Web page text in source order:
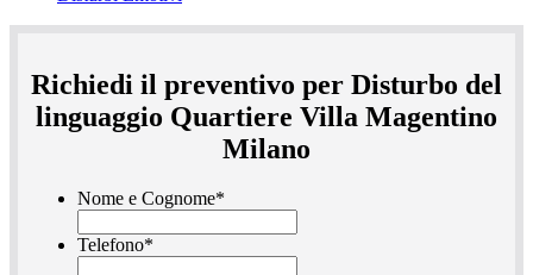
Richiedi il preventivo per Disturbo del
linguaggio Quartiere Villa Magentino
Milano
Nome e Cognome*
Telefono*